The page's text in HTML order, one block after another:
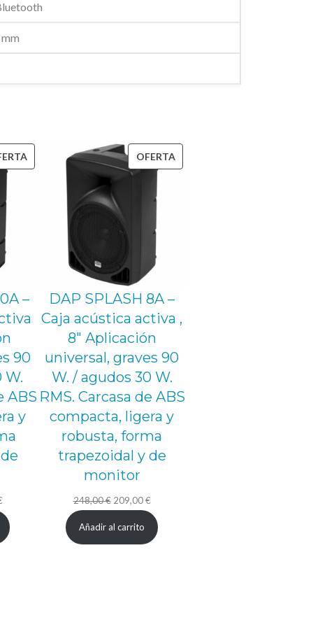
PRODUCTO
–
90
W.
ABS
y
El
precio
actual
OFERTAPRODUCTO
DAP SPLASH 8A –
Caja acústica activa ,
8″ Aplicación
universal, graves 90
W. / agudos 30 W.
RMS. Carcasa de ABS
compacta, ligera y
robusta, forma
trapezoidal y de
monitor
248,00€ El
209,00€El
precio
actual
Añadir al carrito